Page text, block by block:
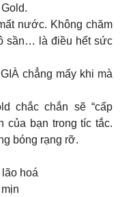
nước. Không chăm
sần… là điều hết sức
chẳng mấy khi mà
chắc chắn sẽ “cấp
của bạn trong tíc tắc.
bóng rạng rỡ.
hoá